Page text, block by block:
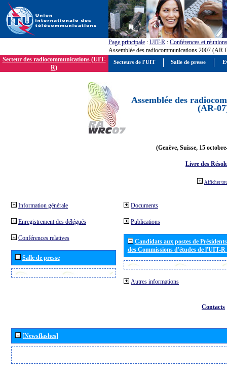
Page principale : UIT-R : Conférences et réunions
Assemblée des radiocommunications 2007 (AR-
Secteur des radiocommunications (UIT-
R)
Assemblée des
(AR-
(Genève, Suisse, 15
Livre des
Afficher
Information générale
Enregistrement des délégués
Conférences relatives
Salle de presse
Documents
Publications
Candidats aux postes de
des Commissions d'études de l'UIT-
Autres informations
Contacts
[Newsflashes]
Secteurs de l'UIT Salle de presse